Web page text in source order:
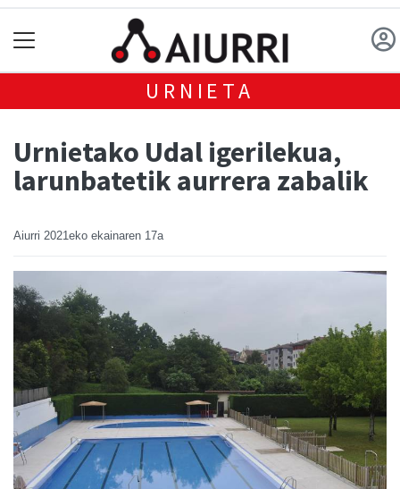
URNIETA
Urnietako Udal igerilekua,
larunbatetik aurrera zabalik
Aiurri 2021eko ekainaren 17a